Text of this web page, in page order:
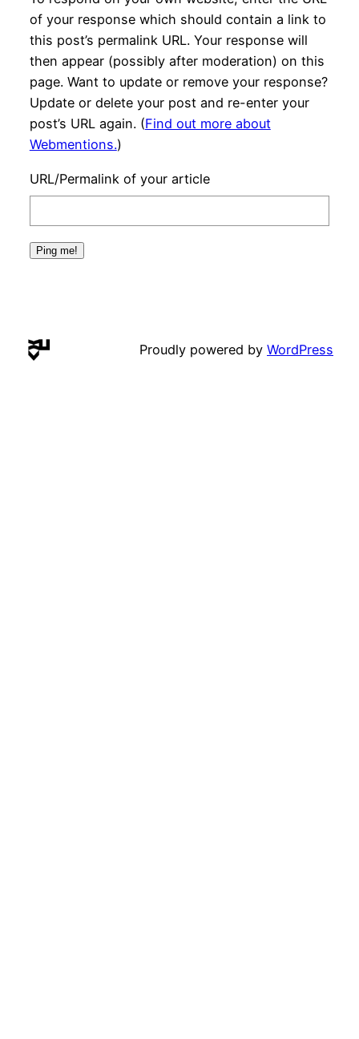
of your response which should contain a link to
this post’s permalink URL. Your response will
then appear (possibly after moderation) on this
page. Want to update or remove your response?
Update or delete your post and re-enter your
post’s URL again. (Find out more about
Webmentions.)
URL/Permalink of your article
Proudly powered by WordPress